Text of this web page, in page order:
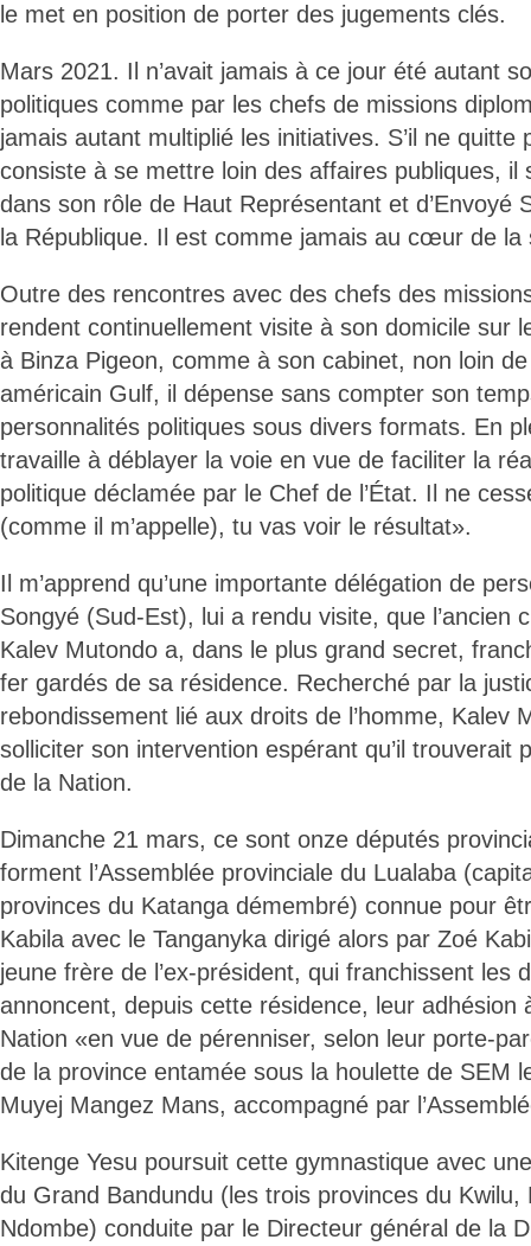
le met en position de porter des jugements clés.
Mars 2021. Il n’avait jamais à ce jour été autant
politiques comme par les chefs de missions
jamais autant multiplié les initiatives. S’il ne quitte
consiste à se mettre loin des affaires publiques, il
dans son rôle de Haut Représentant et d’Envoyé
la République. Il est comme jamais au cœur de la
Outre des rencontres avec des chefs des
rendent continuellement visite à son domicile sur
à Binza Pigeon, comme à son cabinet, non loin
américain Gulf, il dépense sans compter son
personnalités politiques sous divers formats. En
travaille à déblayer la voie en vue de faciliter la
politique déclamée par le Chef de l’État. Il ne
(comme il m’appelle), tu vas voir le résultat».
Il m’apprend qu’une importante délégation de
Songyé (Sud-Est), lui a rendu visite, que l’ancien
Kalev Mutondo a, dans le plus grand secret,
fer gardés de sa résidence. Recherché par la
rebondissement lié aux droits de l’homme, Kalev
solliciter son intervention espérant qu’il trouverait
de la Nation.
Dimanche 21 mars, ce sont onze députés
forment l’Assemblée provinciale du Lualaba
provinces du Katanga démembré) connue pour
Kabila avec le Tanganyka dirigé alors par Zoé
jeune frère de l’ex-président, qui franchissent les
annoncent, depuis cette résidence, leur adhésion
Nation «en vue de pérenniser, selon leur porte-
de la province entamée sous la houlette de SEM
Muyej Mangez Mans, accompagné par
Kitenge Yesu poursuit cette gymnastique avec
du Grand Bandundu (les trois provinces du Kwilu,
Ndombe) conduite par le Directeur général de la